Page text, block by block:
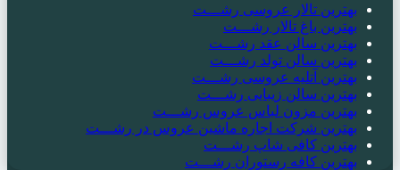
بهترین تالار عروسی رشـــت
بهترین باغ تالار رشـــت
بهترین سالن عقد رشـــت
بهترین سالن تولد رشـــت
بهترین آتلیه عروسی رشـــت
بهترین سالن زیبایی رشـــت
بهترین مزون لباس عروس رشـــت
بهترین شرکت اجاره ماشین عروس در رشـــت
بهترین کافی شاپ رشـــت
بهترین کافه رستوران رشـــت